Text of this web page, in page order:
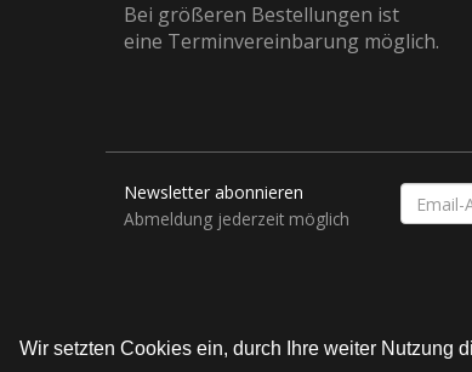
Wir setzten Cookies ein, durch Ihre weiter Nutzung
Bei größeren Bestellungen ist
eine Terminvereinbarung möglich.
Newsletter abonnieren
Abmeldung jederzeit möglich
EMAIL-
ADRESSE
© Bait Service Straubing e.K.